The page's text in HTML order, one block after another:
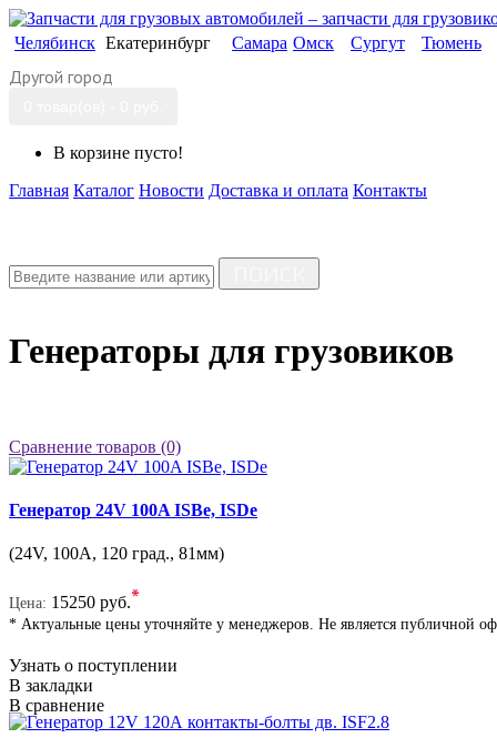
Челябинск Екатеринбург Самара Омск Сургут Тюмень
Другой город
В корзине пусто!
Главная Каталог Новости Доставка и оплата Контакты
Генераторы для грузовиков
Сравнение товаров (0)
Генератор 24V 100A ISBe, ISDe
(24V, 100A, 120 град., 81мм)
Цена: 15250 руб.*
* Актуальные цены уточняйте у менеджеров. Не является публичной
Узнать о поступлении
В закладки
В сравнение